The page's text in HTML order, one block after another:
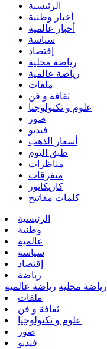
الرئيسية
أخبار وطنية
أخبار عالمية
سياسة
إقتصاد
رياضة محلية
رياضة عالمية
ملفات
ثقافة و فن
علوم و تكنولوجيا
صور
فيديو
أسعار الذهب
طبق اليوم
مناظرات
متفرقات
كاريكاتور
كلمات مفاتيح
الرئيسية
وطنية
عالمية
سياسة
إقتصاد
رياضة
رياضة محلية رياضة عالمية
ملفات
ثقافة و فن
علوم و تكنولوجيا
صور
فيديو